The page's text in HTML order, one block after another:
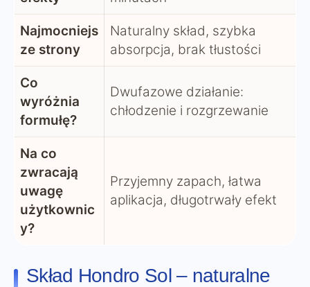
Najmocniejs
ze strony
Naturalny skład, szybka
absorpcja, brak tłustości
Co
wyróżnia
formułę?
Dwufazowe działanie:
chłodzenie i rozgrzewanie
Na co
zwracają
uwagę
użytkownic
y?
Przyjemny zapach, łatwa
aplikacja, długotrwały efekt
Skład Hondro Sol – naturalne